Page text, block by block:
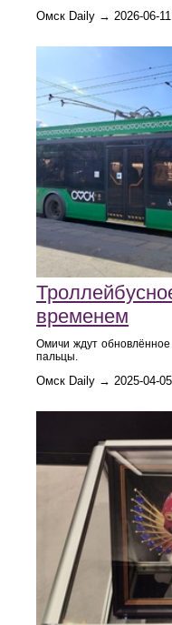
Омск Daily → 2026-06-11
временем
Омичи ждут обновлённое
пальцы.
Омск Daily → 2025-04-05